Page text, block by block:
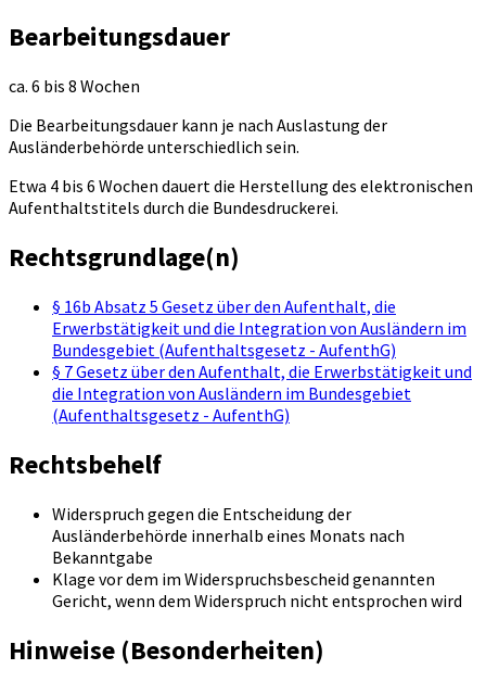
Bearbeitungsdauer
ca. 6 bis 8 Wochen
Die Bearbeitungsdauer kann je nach Auslastung der
Ausländerbehörde unterschiedlich sein.
Etwa 4 bis 6 Wochen dauert die Herstellung des elektronischen
Aufenthaltstitels durch die Bundesdruckerei.
Rechtsgrundlage(n)
§ 16b Absatz 5 Gesetz über den Aufenthalt, die
Erwerbstätigkeit und die Integration von Ausländern im
Bundesgebiet (Aufenthaltsgesetz - AufenthG)
§ 7 Gesetz über den Aufenthalt, die Erwerbstätigkeit und
die Integration von Ausländern im Bundesgebiet
(Aufenthaltsgesetz - AufenthG)
Rechtsbehelf
Widerspruch gegen die Entscheidung der
Ausländerbehörde innerhalb eines Monats nach
Bekanntgabe
Klage vor dem im Widerspruchsbescheid genannten
Gericht, wenn dem Widerspruch nicht entsprochen wird
Hinweise (Besonderheiten)